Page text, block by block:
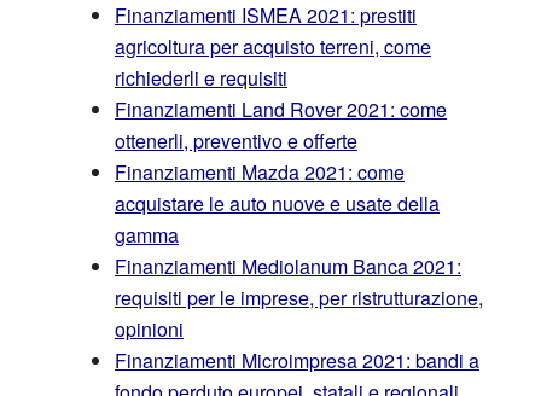
Finanziamenti ISMEA 2021: prestiti
agricoltura per acquisto terreni, come
richiederli e requisiti
Finanziamenti Land Rover 2021: come
ottenerli, preventivo e offerte
Finanziamenti Mazda 2021: come
acquistare le auto nuove e usate della
gamma
Finanziamenti Mediolanum Banca 2021:
requisiti per le imprese, per ristrutturazione,
opinioni
Finanziamenti Microimpresa 2021: bandi a